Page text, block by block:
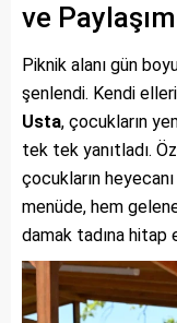
ve Paylaşım
Piknik alanı gün
şenlendi. Kendi
Usta, çocukların
tek tek yanıtladı.
çocukların
menüde, hem
damak tadına hitap